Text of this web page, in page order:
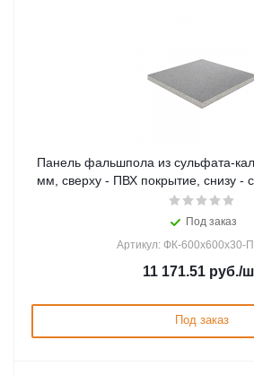
Панель фальшпола из сульфата-
мм, сверху - ПВХ покрытие, снизу -
Под заказ
Артикул: ФК-
11 171.51 руб./
Под заказ